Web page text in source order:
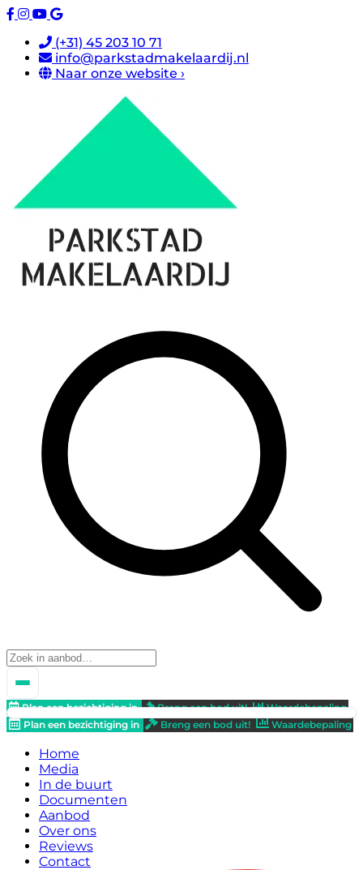
(+31) 45 203 10 71
info@parkstadmakelaardij.nl
Naar onze website ›
Plan een bezichtiging in Breng een bod uit!
Waardebepaling
Plan een bezichtiging in
Breng een bod uit! Waardebepaling
Home
Media
In de buurt
Documenten
Aanbod
Over ons
Reviews
Contact